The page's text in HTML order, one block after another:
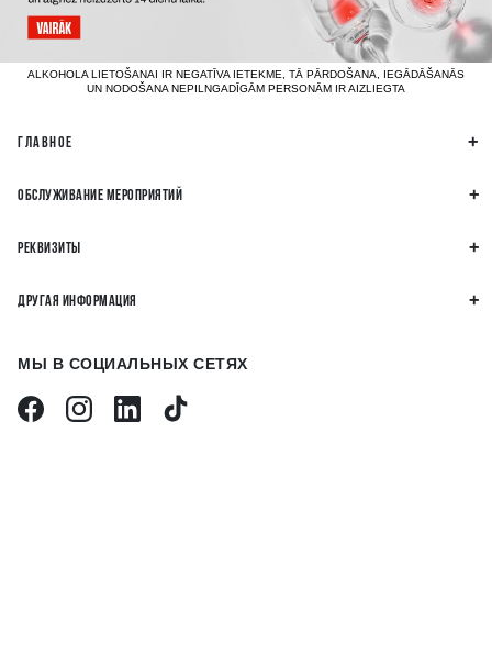
ALKOHOLA LIETOŠANAI IR NEGATĪVA IETEKME, TĀ PĀRDOŠANA, IEGĀDĀŠANĀS
UN NODOŠANA NEPILNGADĪGĀM PERSONĀM IR AIZLIEGTA
ГЛАВНОЕ
ОБСЛУЖИВАНИЕ МЕРОПРИЯТИЙ
РЕКВИЗИТЫ
ДРУГАЯ ИНФОРМАЦИЯ
МЫ В СОЦИАЛЬНЫХ СЕТЯХ